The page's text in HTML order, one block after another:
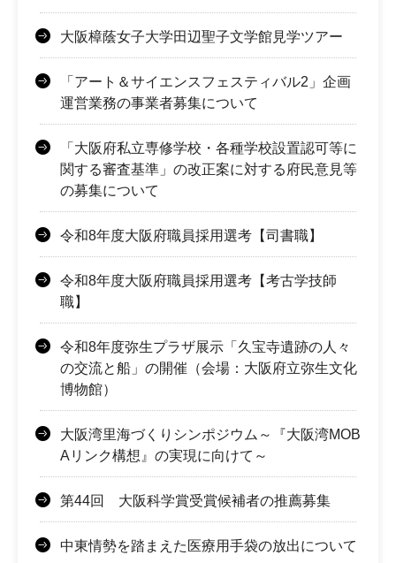
大阪樟蔭女子大学田辺聖子文学館見学ツアー
「アート＆サイエンスフェスティバル2」企画
運営業務の事業者募集について
「大阪府私立専修学校・各種学校設置認可等に
関する審査基準」の改正案に対する府民意見等
の募集について
令和8年度大阪府職員採用選考【司書職】
令和8年度大阪府職員採用選考【考古学技師
職】
令和8年度弥生プラザ展示「久宝寺遺跡の人々
の交流と船」の開催（会場：大阪府立弥生文化
博物館）
大阪湾里海づくりシンポジウム～『大阪湾MOB
Aリンク構想』の実現に向けて～
第44回 大阪科学賞受賞候補者の推薦募集
中東情勢を踏まえた医療用手袋の放出について